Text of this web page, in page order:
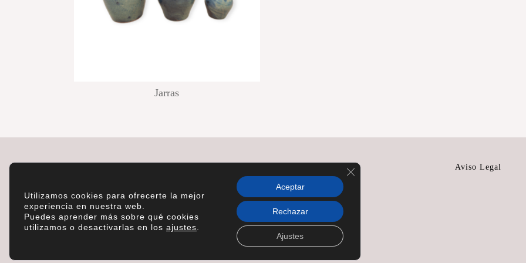
Jarras
Política de Privacidad Aviso Legal
Utilizamos cookies para ofrecerte la mejor
experiencia en nuestra web.
Puedes aprender más sobre qué cookies
utilizamos o desactivarlas en los ajustes
Aceptar
Rechazar
Ajustes
Cerrar el banner de cookies RGPD